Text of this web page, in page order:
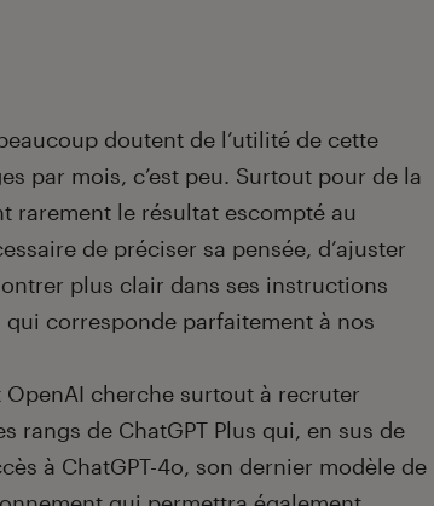
doutent de l’utilité de cette
par mois, c’est peu. Surtout pour de la
rarement le résultat escompté au
de préciser sa pensée, d’ajuster
plus clair dans ses instructions
corresponde parfaitement à nos
OpenAI cherche surtout à recruter
rangs de ChatGPT Plus qui, en sus de
à ChatGPT-4o, son dernier modèle de